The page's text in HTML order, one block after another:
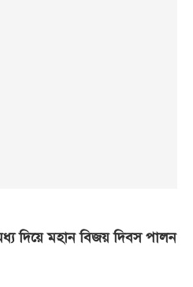
দিয়ে মহান বিজয় দিবস পালন